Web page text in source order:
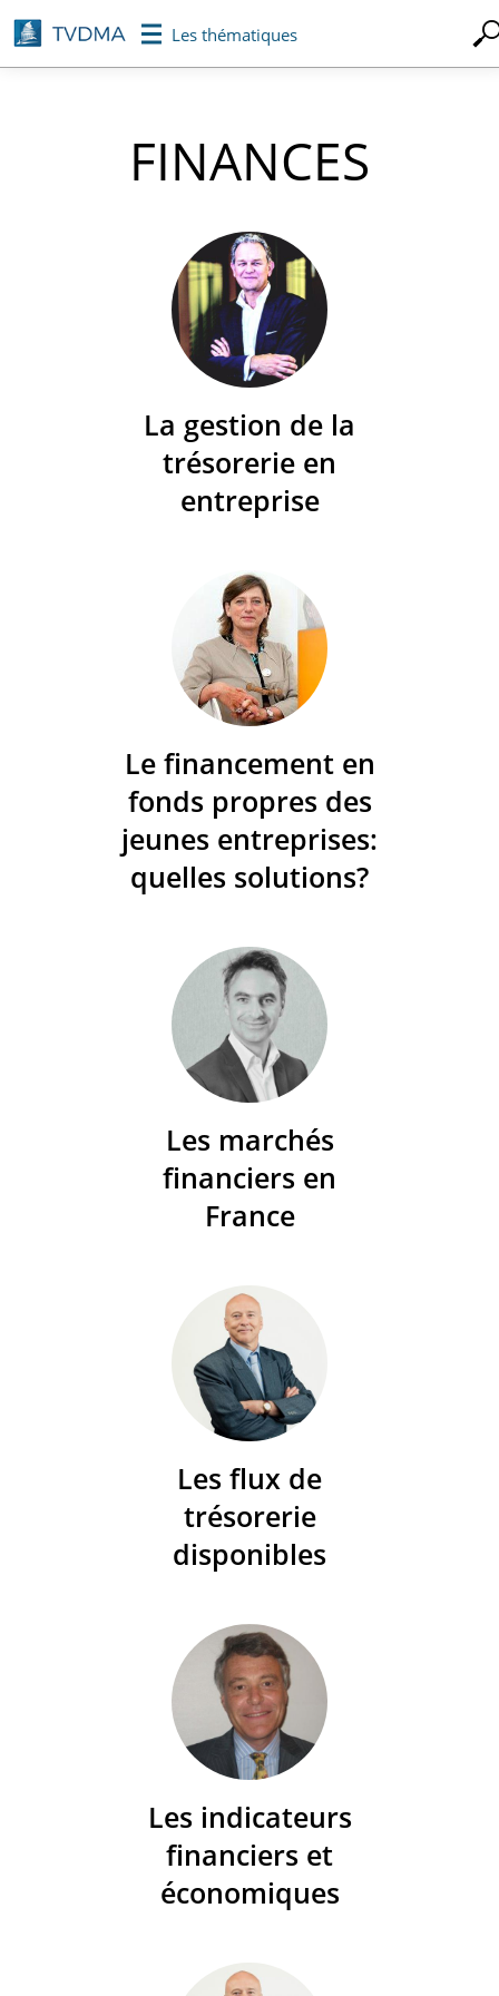
Aller
au
contenu
Les thématiques
FINANCES
La gestion de la
trésorerie en
entreprise
Le financement en
fonds propres des
jeunes entreprises:
quelles solutions?
Les marchés
financiers en
France
Les flux de
trésorerie
disponibles
Les indicateurs
financiers et
économiques